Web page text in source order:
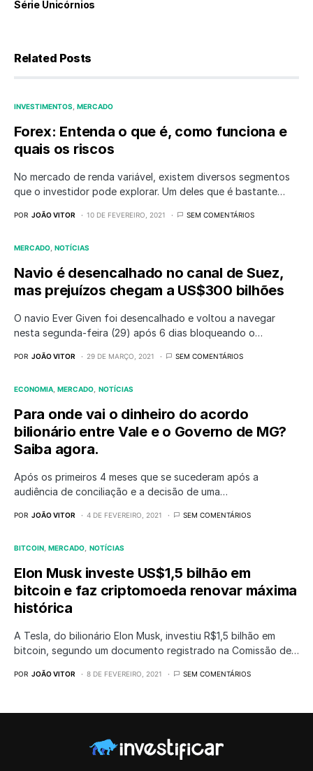
Série Unicórnios
Related Posts
INVESTIMENTOS MERCADO
Forex: Entenda o que é, como funciona e
quais os riscos
No mercado de renda variável, existem diversos segmentos
que o investidor pode explorar. Um deles que é bastante…
POR JOÃO VITOR 10 DE FEVEREIRO, 2021 SEM COMENTÁRIOS
MERCADO NOTÍCIAS
Navio é desencalhado no canal de Suez,
mas prejuízos chegam a US$300 bilhões
O navio Ever Given foi desencalhado e voltou a navegar
nesta segunda-feira (29) após 6 dias bloqueando o…
POR JOÃO VITOR 29 DE MARÇO, 2021 SEM COMENTÁRIOS
ECONOMIA MERCADO NOTÍCIAS
Para onde vai o dinheiro do acordo
bilionário entre Vale e o Governo de MG?
Saiba agora.
Após os primeiros 4 meses que se sucederam após a
audiência de conciliação e a decisão de uma…
POR JOÃO VITOR 4 DE FEVEREIRO, 2021 SEM COMENTÁRIOS
BITCOIN MERCADO NOTÍCIAS
Elon Musk investe US$1,5 bilhão em
bitcoin e faz criptomoeda renovar máxima
histórica
A Tesla, do bilionário Elon Musk, investiu R$1,5 bilhão em
bitcoin, segundo um documento registrado na Comissão de…
POR JOÃO VITOR 8 DE FEVEREIRO, 2021 SEM COMENTÁRIOS